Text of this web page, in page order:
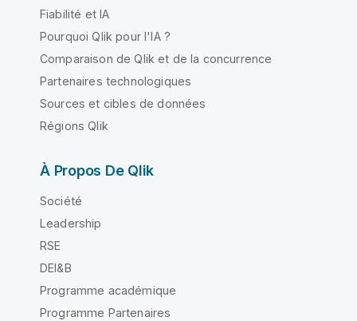
Fiabilité et IA
Pourquoi Qlik pour l'IA ?
Comparaison de Qlik et de la concurrence
Partenaires technologiques
Sources et cibles de données
Régions Qlik
À Propos De Qlik
Société
Leadership
RSE
DEI&B
Programme académique
Programme Partenaires